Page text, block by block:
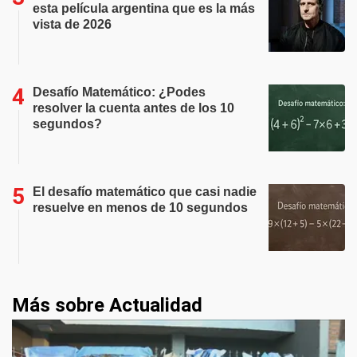
esta película argentina que es la más
vista de 2026
Desafío Matemático: ¿Podes
resolver la cuenta antes de los 10
segundos?
El desafío matemático que casi nadie
resuelve en menos de 10 segundos
Más sobre Actualidad